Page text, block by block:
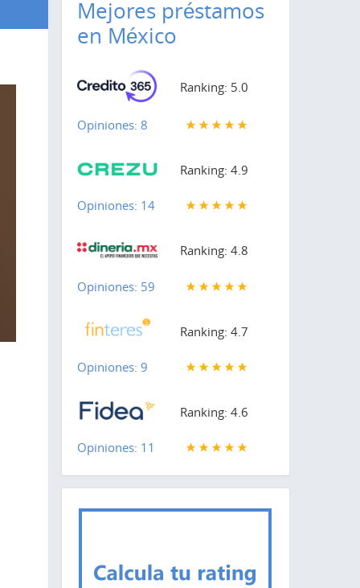
Mejores préstamos
en México
Ranking: 5.0
Opiniones: 8
Ranking: 4.9
Opiniones: 14
Ranking: 4.8
Opiniones: 59
Ranking: 4.7
Opiniones: 9
Ranking: 4.6
Opiniones: 11